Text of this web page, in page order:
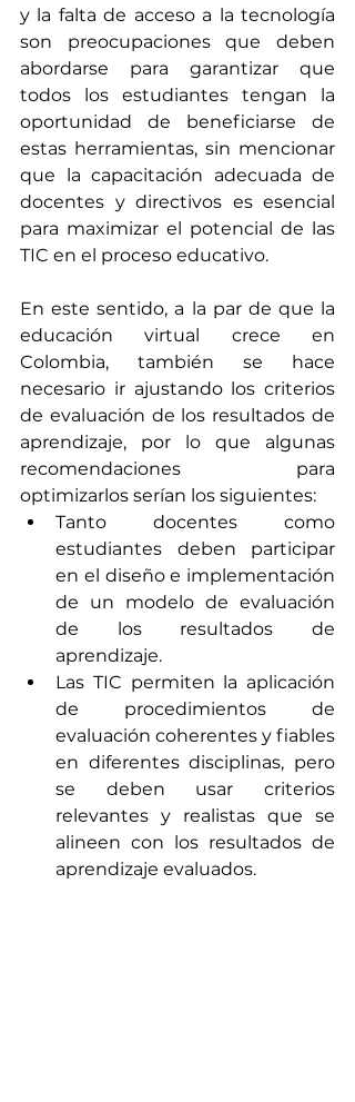
y la falta de acceso a la tecnología
son preocupaciones que deben
abordarse para garantizar que
todos los estudiantes tengan la
oportunidad de beneficiarse de
estas herramientas, sin mencionar
que la capacitación adecuada de
docentes y directivos es esencial
para maximizar el potencial de las
TIC en el proceso educativo.
En este sentido, a la par de que la
educación virtual crece en
Colombia, también se hace
necesario ir ajustando los criterios
de evaluación de los resultados de
aprendizaje, por lo que algunas
recomendaciones para
optimizarlos serían los siguientes:
Tanto docentes como
estudiantes deben participar
en el diseño e implementación
de un modelo de evaluación
de los resultados de
aprendizaje.
Las TIC permiten la aplicación
de procedimientos de
evaluación coherentes y fiables
en diferentes disciplinas, pero
se deben usar criterios
relevantes y realistas que se
alineen con los resultados de
aprendizaje evaluados.